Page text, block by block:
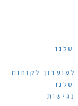
שלנו
לקוחות
שלנו